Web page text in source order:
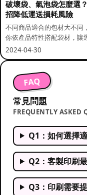
破壞袋、氣泡袋怎麼選
招降低運送損耗風險
不同商品適合的包材大不同
你依產品特性搭配袋材，讓
更安全。
2024-04-30
FAQ
常見問題
FREQUENTLY ASKED
Q1：如何選擇
Q2：客製印刷
Q3：印刷需要